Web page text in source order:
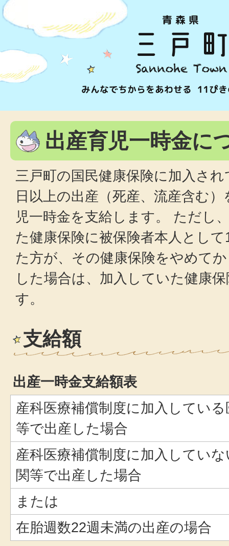
出産育児一時金に
三戸町の国民健康保険に加入さ
日以上の出産（死産、流産含む
児一時金を支給します。 ただし
た健康保険に被保険者本人とし
た方が、その健康保険をやめて
した場合は、加入していた健康
す。
支給額
出産一時金支給額表
産科医療補償制度に加入してい
等で出産した場合
産科医療補償制度に加入してい
関等で出産した場合
または
在胎週数22週未満の出産の場合